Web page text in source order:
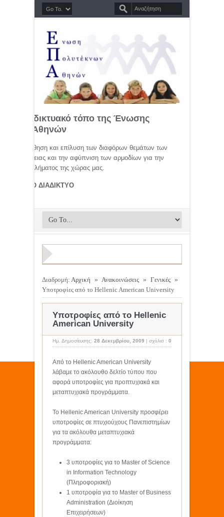
διαδικτυακό τόπο της Ένωσης
Αθηνών
προώθηση και επίλυση των διαφόρων θεμάτων των
οικογένειας και την αφύπνιση των αρμοδίων για την
προβλήματος της χώρας μας.
ΣΤΟ ΔΙΑΔΙΚΤΥΟ
Διαδρομή: Αρχική » Ανακοινώσεις » Γενικές »
Υποτροφίες από το Hellenic American University
Υποτροφίες από το Hellenic
American University
Ημ. Δημοσίευσης: 28 Δεκεμβρίου, 2009 | σχόλιο : 0
Από το Hellenic American University
λάβαμε το ακόλουθο δελτίο τύπου που
αφορά υποτροφίες για προπτυχιακά και
μεταπτυχιακά προγράμματα.
To Hellenic American University προσφέρει
υποτροφίες σε πτυχιούχους Πανεπιστημίων
για τα ακόλουθα μεταπτυχιακά
προγράμματα:
3 υποτροφίες για το Master of Science
in Information Technology
(Πληροφοριακή)
1 υποτροφία για το Master of Business
Administration (Διοίκηση
Επιχειρήσεων)